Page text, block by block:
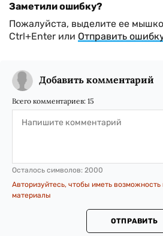
Заметили ошибку?
Пожалуйста, выделите ее
Ctrl+Enter или Отправить
Добавить комментарий
Всего комментариев: 15
Осталось символов: 2000
Авторизуйтесь, чтобы иметь возможность
материалы
ОТПРАВИТЬ